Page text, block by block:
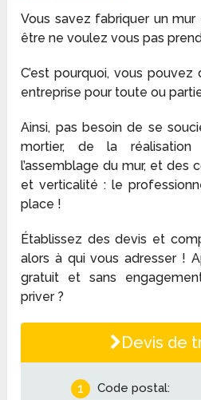
Vous savez fabriquer un
être ne voulez vous pas
C’est pourquoi, vous
entreprise pour toute ou
Ainsi, pas besoin de se
mortier, de la
l’assemblage du mur, et des
et verticalité : le
place !
Établissez des devis et
alors à qui vous adresser !
gratuit et sans
priver ?
Devis de
1 Code postal: